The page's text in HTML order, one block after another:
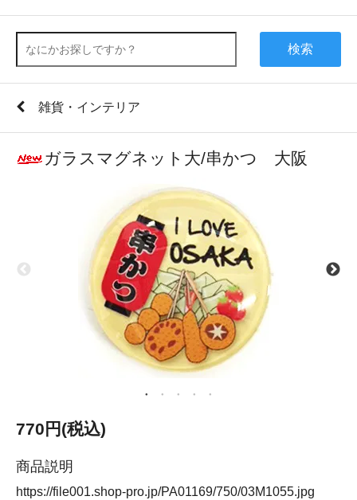
検索
雑貨・インテリア
ガラスマグネット大/串かつ 大阪
770円(税込)
商品説明
https://file001.shop-pro.jp/PA01169/750/03M1055.jpg